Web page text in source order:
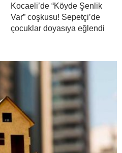
Kocaeli’de “Köyde Şenlik
Var” coşkusu! Sepetçi’de
çocuklar doyasıya eğlendi